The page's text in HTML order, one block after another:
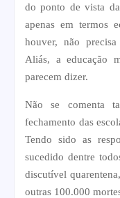
do ponto de vista
apenas em termos
houver, não
Aliás, a educação
parecem dizer.
Não se comenta
fechamento das
Tendo sido as
sucedido dentre
discutível
outras 100.000